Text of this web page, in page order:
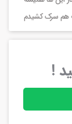
هم سرک کشیدم
!